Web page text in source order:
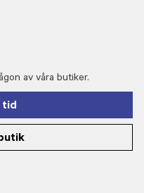
av våra butiker.
tid